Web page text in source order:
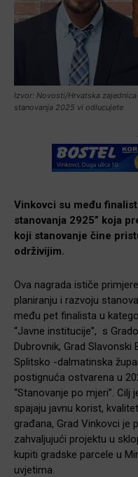
Izvor: Novosti/Hrvatska
stanovanja 2025 vi odlucujete
Vinkovci su među
stanovanja 2925” koja
koji stanovanje čine
održivijim.
Ova nagrada ističe
planiranju i razvoju
među pet finalista u
“Javne institucije”, s
Dubrovnik, Grad Slavonski
Splitsko -dalmatinska
postignuća ostvarena u
“Stanovanje po mjeri”.
spajaju javnu korist,
građana, Grad Vinkovci je
zahvaljujući projektu u
kupiti gradske parcele u
uvjetima.